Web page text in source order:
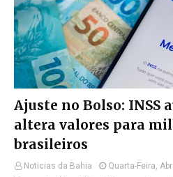
Ajuste no Bolso: INSS
altera valores para
brasileiros
Noticias da Bahia
Quarta-Feira,